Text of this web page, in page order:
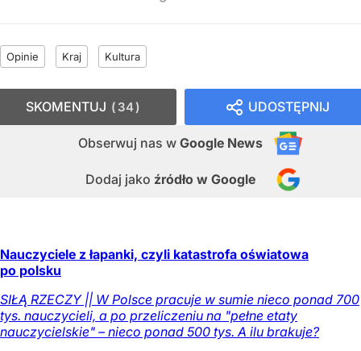
Opinie Kraj Kultura
UDOSTĘPNIJ
Obserwuj nas w Google News
Dodaj jako źródło w Google
SKOMENTUJ 34
Nauczyciele z łapanki, czyli katastrofa oświatowa
po polsku
SIŁĄ RZECZY || W Polsce pracuje w sumie nieco ponad 700
tys. nauczycieli, a po przeliczeniu na "pełne etaty
nauczycielskie" – nieco ponad 500 tys. A ilu brakuje?